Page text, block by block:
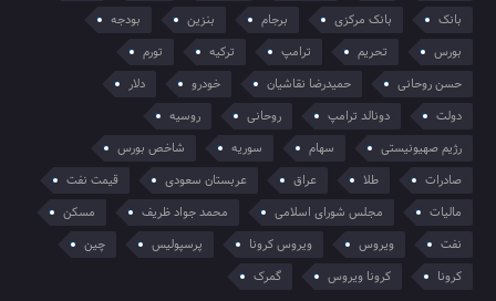
بانک
بانک مرکزی برجام بنزین
بودجه
بورس
تحریم ترامپ ترکیه
تورم
حسن روحانی
حمیدرضا نقاشیان خودرو
دلار
دولت
دونالد ترامپ روحانی
روسیه
رژیم صهیونیستی
سهام سوریه
شاخص بورس
صادرات
طلا عراق عربستان سعودی
قیمت نفت
مالیات
مجلس شورای اسلامی محمد جواد ظریف
مسکن
نفت
ویروس ویروس کرونا پرسپولیس
چین
کرونا
کرونا ویروس گمرک